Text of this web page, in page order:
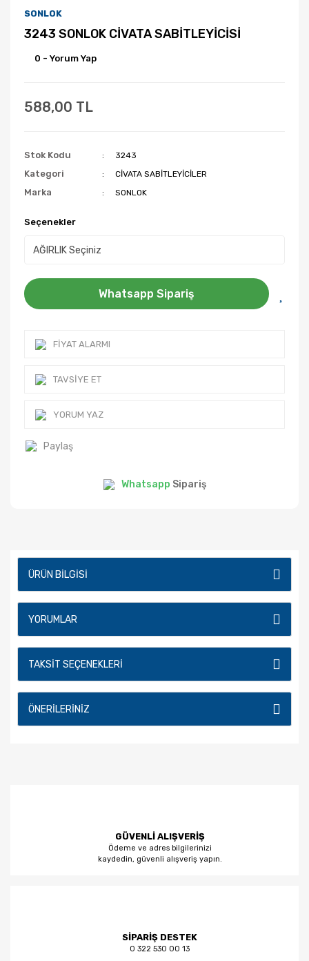
SONLOK
3243 SONLOK CİVATA SABİTLEYİCİSİ
0 - Yorum Yap
588,00 TL
Stok Kodu 3243
Kategori CİVATA SABİTLEYİCİLER
Marka SONLOK
Seçenekler
Whatsapp Sipariş
FIYAT ALARMI
TAVSIYE ET
YORUM YAZ
Paylaş
Whatsapp Sipariş
ÜRÜN BILGISI
YORUMLAR
TAKSIT SEÇENEKLERI
ÖNERILERINIZ
GÜVENLİ ALIŞVERİŞ
Ödeme ve adres bilgilerinizi
kaydedin, güvenli alışveriş yapın.
SİPARİŞ DESTEK
0 322 530 00 13